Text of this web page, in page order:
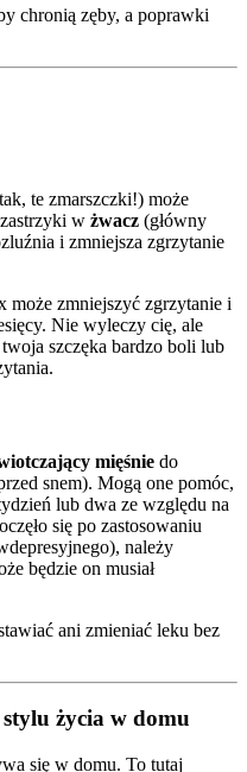
chronią zęby, a poprawki
te zmarszczki!) może
w żwacz (główny
i zmniejsza zgrzytanie
może zmniejszyć zgrzytanie i
Nie wyleczy cię, ale
szczęka bardzo boli lub
mięśnie do
snem). Mogą one pomóc,
lub dwa ze względu na
się po zastosowaniu
należy
będzie on musiał
ani zmieniać leku bez
życia w domu
się w domu. To tutaj